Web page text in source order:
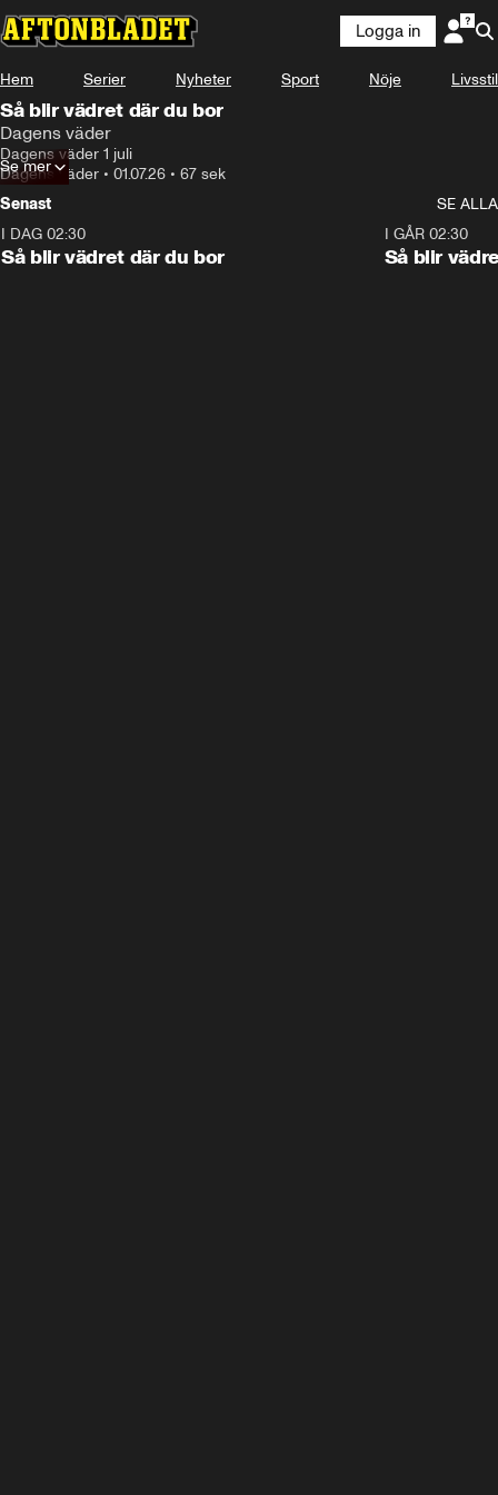
Logga in
Hem Serier Nyheter Sport Nöje Livsstil
Så blir vädret där du bor
Dagens väder
Dagens väder 1 juli
Dagens väder • 01.07.26 • 67 sek
Se mer
Senast
SE ALLA
I DAG 02:30
Så blir vädret där du bor
I GÅR 02:30
Så blir